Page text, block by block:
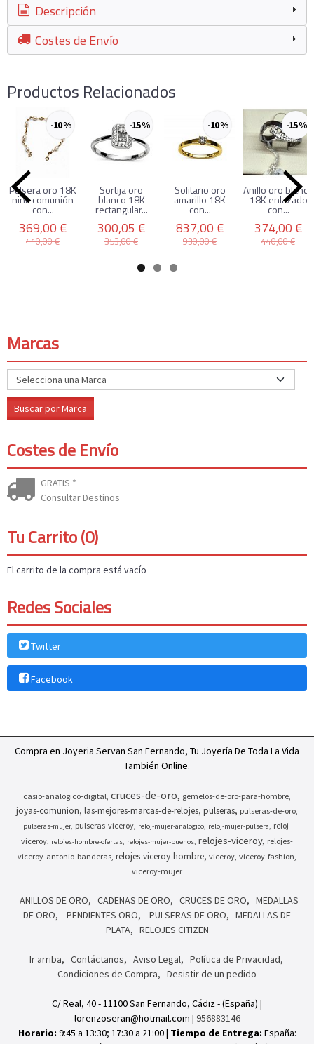
Marcas
Costes de Envío
GRATIS *
Consultar Destinos
Tu Carrito (0)
El carrito de la compra está vacío
Redes Sociales
Twitter
Facebook
Descripción
Costes de Envío
Productos Relacionados
-10 %
Pulsera oro 18K
niña comunión
con...
369,00 €
410,00 €
-15 %
Sortija oro
blanco 18K
rectangular...
300,05 €
353,00 €
-10 %
Solitario oro
amarillo 18K
con...
837,00 €
930,00 €
-15 %
Anillo oro blanco
18K enlazado
con...
374,00 €
440,00 €
Compra en Joyeria Servan San Fernando, Tu Joyería De Toda La Vida
También Online.
casio-analogico-digital cruces-de-oro gemelos-de-oro-para-hombre
joyas-comunion las-mejores-marcas-de-relojes pulseras pulseras-de-oro
pulseras-mujer pulseras-viceroy reloj-mujer-analogico reloj-mujer-pulsera
reloj-
viceroy relojes-hombre-ofertas relojes-mujer-buenos relojes-viceroy relojes-
viceroy-antonio-banderas relojes-viceroy-hombre viceroy viceroy-fashion
viceroy-mujer
ANILLOS DE ORO CADENAS DE ORO CRUCES DE ORO
MEDALLAS
DE ORO
PENDIENTES ORO PULSERAS DE ORO
MEDALLAS DE
PLATA
RELOJES CITIZEN
Ir arriba Contáctanos Aviso Legal
Política de Privacidad
Condiciones de Compra
Desistir de un pedido
C/ Real, 40 - 11100 San Fernando, Cádiz - (España) |
lorenzoseran@hotmail.com | 956883146
Horario: 9:45 a 13:30; 17:30 a 21:00 | Tiempo de Entrega: España: